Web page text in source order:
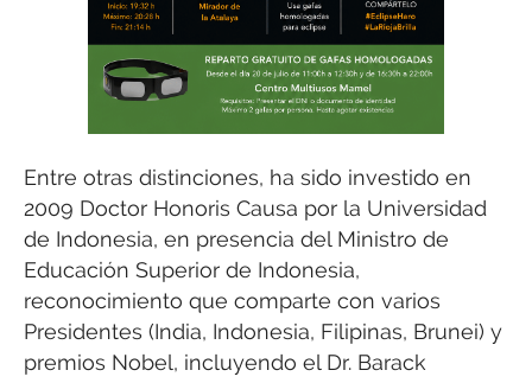
Entre otras distinciones, ha sido investido en
2009 Doctor Honoris Causa por la Universidad
de Indonesia, en presencia del Ministro de
Educación Superior de Indonesia,
reconocimiento que comparte con varios
Presidentes (India, Indonesia, Filipinas, Brunei) y
premios Nobel, incluyendo el Dr. Barack